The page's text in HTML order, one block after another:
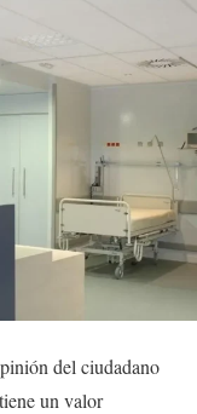
del ciudadano
un valor